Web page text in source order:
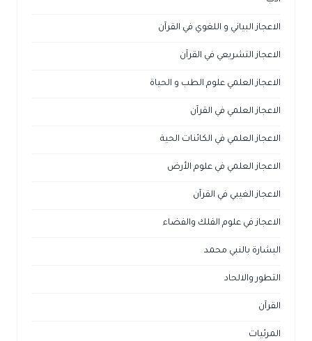
الاعجاز البياني و اللغوي في القرآن
الاعجاز التشريعي في القرآن
الاعجاز العلمي علوم الطب و الحياة
الاعجاز العلمي في القرآن
الاعجاز العلمي في الكائنات الحية
الاعجاز العلمي في علوم الأرض
الاعجاز الغيبي في القرآن
الاعجاز في علوم الفلك والفضاء
البشارة بالنبي محمد
التطور والالحاد
القرآن
المرئيات